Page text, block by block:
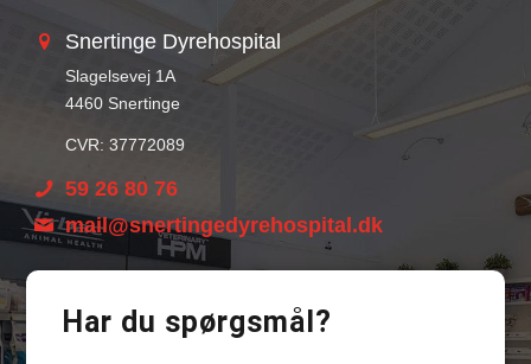
Har du spørgsmål?
Snertinge Dyrehospital
Slagelsevej 1A
4460 Snertinge
CVR: 37772089
59 26 80 76
mail@snertingedyrehospital.dk